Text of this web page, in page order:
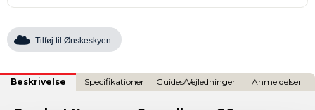
Tilføj til Ønskeskyen
Beskrivelse Specifikationer Guides/Vejledninger Anmeldelser